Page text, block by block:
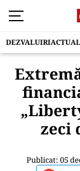
DEZVALUIRI
zeci
Publicat: 05